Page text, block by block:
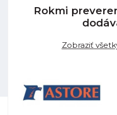
Rokmi
Zobraziť